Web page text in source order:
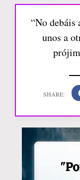
“No debáis
unos a